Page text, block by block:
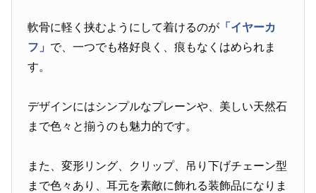
軟骨に軽く挟むようにして着けるのが 「イヤーカ
フ」 で、一つでも格好良く、痕もなくはめられま
す。
デザインにはシンプルなプレーンや、美しい天然石
まで色々と揃うのも魅力的です。
また、変形リング、クリップ、吊り下げチェーン型
まで色々あり、耳元を素敵に飾れる装飾品になりま